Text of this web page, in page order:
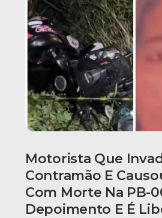
Motorista Que
Contramão E
Com Morte Na PB-
Depoimento E É